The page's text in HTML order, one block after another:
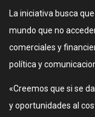
La iniciativa busca
mundo que no
comerciales y
política y
«Creemos que si se
y oportunidades al